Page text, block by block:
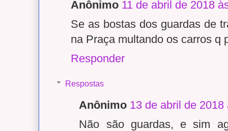
Anônimo 11 de abril de 2018
Se as bostas dos guardas de
na Praça multando os carros q
Responder
Respostas
Anônimo 13 de abril de 2018
Não são guardas, e sim